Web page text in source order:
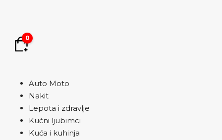
0
Auto Moto
Nakit
Lepota i zdravlje
Kućni ljubimci
Kuća i kuhinja